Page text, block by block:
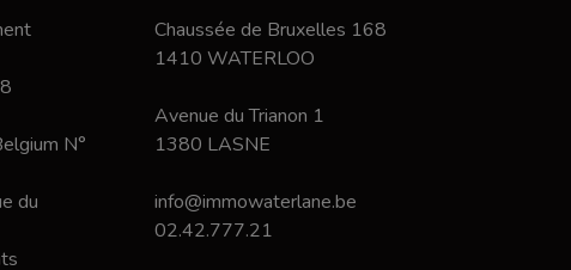
N°
du
Chaussée de Bruxelles 168
1410 WATERLOO
Avenue du Trianon 1
1380 LASNE
info@immowaterlane.be
02.42.777.21